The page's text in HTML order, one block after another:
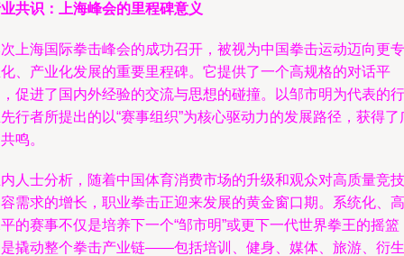
共识：上海峰会的里程碑意义
上海国际拳击峰会的成功召开，被视为中国拳击运动迈向更专
、产业化发展的重要里程碑。它提供了一个高规格的对话平
促进了国内外经验的交流与思想的碰撞。以邹市明为代表的行
行者所提出的以“赛事组织”为核心驱动力的发展路径，获得了
鸣。
人士分析，随着中国体育消费市场的升级和观众对高质量竞技
需求的增长，职业拳击正迎来发展的黄金窗口期。系统化、高
的赛事不仅是培养下一个“邹市明”或更下一代世界拳王的摇篮
撬动整个拳击产业链——包括培训、健身、媒体、旅游、衍生